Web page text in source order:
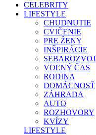
CELEBRITY
LIFESTYLE
CHUDNUTIE
CVIČENIE
PRE ŽENY
INŠPIRÁCIE
SEBAROZVOJ
VOĽNÝ ČAS
RODINA
DOMÁCNOSŤ
ZÁHRADA
AUTO
ROZHOVORY
KVÍZY
LIFESTYLE